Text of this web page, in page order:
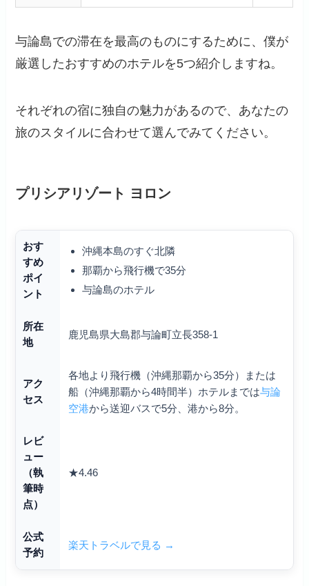
与論島での滞在を最高のものにするために、僕が
厳選したおすすめのホテルを5つ紹介しますね。
それぞれの宿に独自の魅力があるので、あなたの
旅のスタイルに合わせて選んでみてください。
プリシアリゾート ヨロン
おす
すめ
ポイ
ント
沖縄本島のすぐ北隣
那覇から飛行機で35分
与論島のホテル
所在
地
鹿児島県大島郡与論町立長358-1
アク
セス
各地より飛行機（沖縄那覇から35分）または
船（沖縄那覇から4時間半）ホテルまでは与論
空港から送迎バスで5分、港から8分。
レビ
ュー
（執
筆時
点）
★4.46
公式
予約
楽天トラベルで見る →